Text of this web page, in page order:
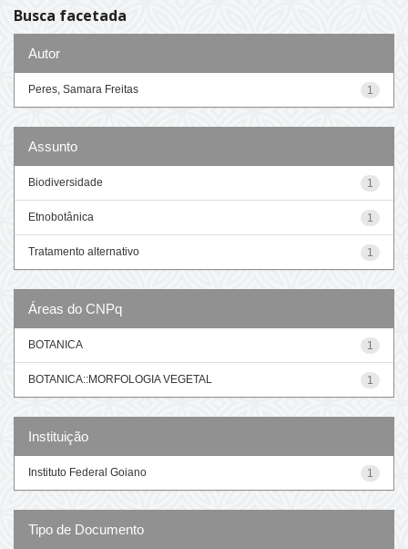
Busca facetada
Autor
1
Peres, Samara Freitas
Assunto
1
Biodiversidade
1
Etnobotânica
1
Tratamento alternativo
Áreas do CNPq
1
BOTANICA
1
BOTANICA::MORFOLOGIA VEGETAL
Instituição
1
Instituto Federal Goiano
Tipo de Documento